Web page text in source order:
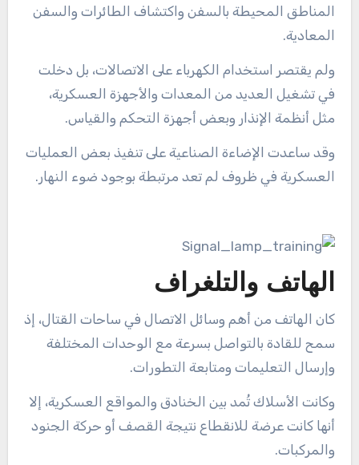
المناطق المحيطة بالسفن واكتشاف الطائرات والسفن
المعادية.
ولم يقتصر استخدام الكهرباء على الاتصالات، بل دخلت
في تشغيل العديد من المعدات والأجهزة العسكرية،
مثل أنظمة الإنذار وبعض أجهزة التحكم والقياس.
وقد ساعدت الإضاءة الصناعية على تنفيذ بعض العمليات
العسكرية في ظروف لم تعد مرتبطة بوجود ضوء النهار.
الهاتف والتلغراف
كان الهاتف من أهم وسائل الاتصال في ساحات القتال، إذ
سمح للقادة بالتواصل بسرعة مع الوحدات المختلفة
وإرسال التعليمات ومتابعة التطورات.
وكانت الأسلاك تُمد بين الخنادق والمواقع العسكرية، إلا
أنها كانت عرضة للانقطاع نتيجة القصف أو حركة الجنود
والمركبات.